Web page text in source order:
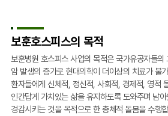
보훈호스피스의 목적
보훈병원 호스피스 사업의 목적은 국가유공자들
암 발생의 증가로 현대의학이 더이상의 치료가 불
환자들에게 신체적, 정신적, 사회적, 경제적, 영적
인간답게 가치있는 삶을 유지하도록 도와주며 남
경감시키는 것을 목적으로 한 총체적 돌봄을 수행